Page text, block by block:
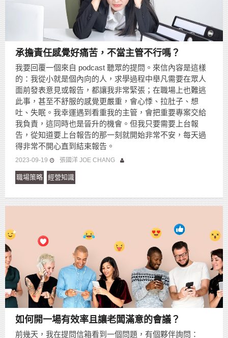
承擔責任感覺好痛苦，不當主管不行嗎？
我要回覆一個來自 podcast 聽眾的提問。來信內容是這樣
的：我從小就是個內向的人，求學過程中舉凡需要在眾人
面前發表意見或報告，都讓我非常緊張；在職場上也難逃
此事，甚至不舒服的感覺更嚴重，會心悸、拉肚子、想
吐、失眠。我幸運遇到看重我的主管，會把重要專案交給
我負責，這同時也是晉升的機會。但我只要需要上台報
告，從知道要上台報告的那一刻就開始非常不安，每天過
得非常不開心直到結束報告。
2023-09-19 張國洋 JOE CHANG
職場策略 經營知識
如何開一場有效率且讓老闆滿意的會議？
前幾天，我在提問信箱看到一個問題，有個夥伴詢問：